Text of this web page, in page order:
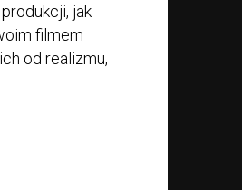
jak
filmem
od realizmu,